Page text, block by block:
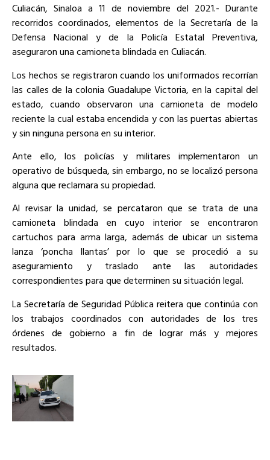
Culiacán, Sinaloa a 11 de noviembre del 2021.- Durante
recorridos coordinados, elementos de la Secretaría de la
Defensa Nacional y de la Policía Estatal Preventiva,
aseguraron una camioneta blindada en Culiacán.
Los hechos se registraron cuando los uniformados recorrían
las calles de la colonia Guadalupe Victoria, en la capital del
estado, cuando observaron una camioneta de modelo
reciente la cual estaba encendida y con las puertas abiertas
y sin ninguna persona en su interior.
Ante ello, los policías y militares implementaron un
operativo de búsqueda, sin embargo, no se localizó persona
alguna que reclamara su propiedad.
Al revisar la unidad, se percataron que se trata de una
camioneta blindada en cuyo interior se encontraron
cartuchos para arma larga, además de ubicar un sistema
lanza ‘poncha llantas’ por lo que se procedió a su
aseguramiento y traslado ante las autoridades
correspondientes para que determinen su situación legal.
La Secretaría de Seguridad Pública reitera que continúa con
los trabajos coordinados con autoridades de los tres
órdenes de gobierno a fin de lograr más y mejores
resultados.